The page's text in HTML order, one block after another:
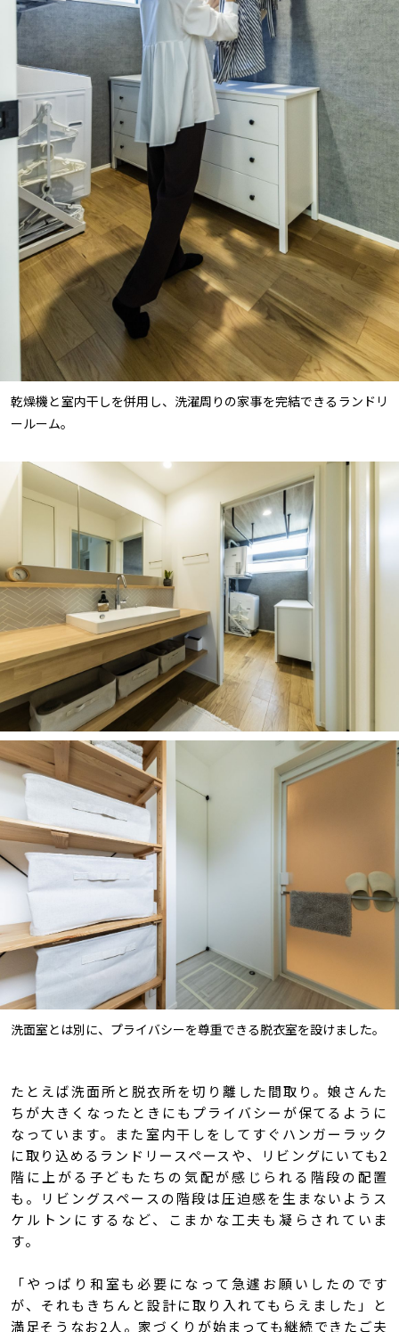
乾燥機と室内干しを併用し、洗濯周りの家事を完結できるランドリ
ールーム。
洗面室とは別に、プライバシーを尊重できる脱衣室を設けました。
たとえば洗面所と脱衣所を切り離した間取り。娘さんた
ちが大きくなったときにもプライバシーが保てるように
なっています。また室内干しをしてすぐハンガーラック
に取り込めるランドリースペースや、リビングにいても2
階に上がる子どもたちの気配が感じられる階段の配置
も。リビングスペースの階段は圧迫感を生まないようス
ケルトンにするなど、こまかな工夫も凝らされていま
す。
「やっぱり和室も必要になって急遽お願いしたのです
が、それもきちんと設計に取り入れてもらえました」と
満足そうなお2人。家づくりが始まっても継続できたご夫